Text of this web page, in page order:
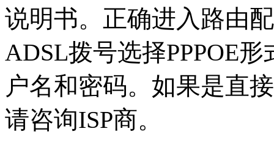
说明书。正确进入路由
ADSL拨号选择PPPOE
户名和密码。如果是直
请咨询ISP商。